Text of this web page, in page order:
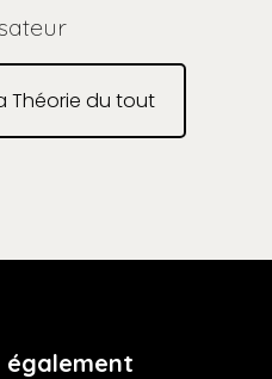
Théorie du tout
également